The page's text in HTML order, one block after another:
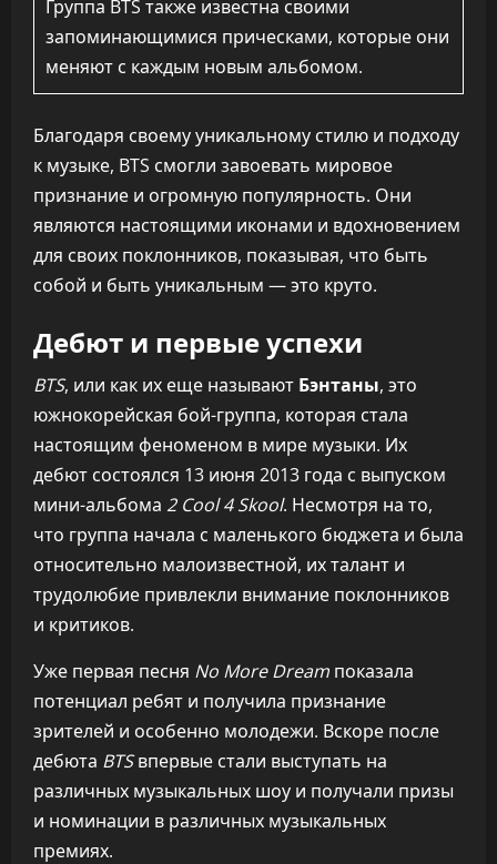
Группа BTS также известна своими
запоминающимися прическами, которые они
меняют с каждым новым альбомом.
Благодаря своему уникальному стилю и подходу
к музыке, BTS смогли завоевать мировое
признание и огромную популярность. Они
являются настоящими иконами и вдохновением
для своих поклонников, показывая, что быть
собой и быть уникальным — это круто.
Дебют и первые успехи
BTS, или как их еще называют Бэнтаны, это
южнокорейская бой-группа, которая стала
настоящим феноменом в мире музыки. Их
дебют состоялся 13 июня 2013 года с выпуском
мини-альбома 2 Cool 4 Skool. Несмотря на то,
что группа начала с маленького бюджета и была
относительно малоизвестной, их талант и
трудолюбие привлекли внимание поклонников
и критиков.
Уже первая песня No More Dream показала
потенциал ребят и получила признание
зрителей и особенно молодежи. Вскоре после
дебюта BTSвпервые стали выступать на
различных музыкальных шоу и получали призы
и номинации в различных музыкальных
премиях.